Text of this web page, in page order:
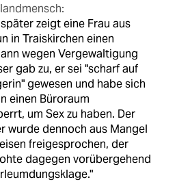
zeigt eine Frau aus
in Traiskirchen einen
wegen Vergewaltigung
gab zu, er sei "scharf auf
gewesen und habe sich
einen Büroraum
um Sex zu haben. Der
wurde dennoch aus Mangel
freigesprochen, der
dagegen vorübergehend